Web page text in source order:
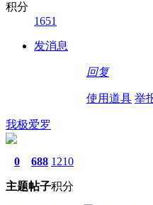
积分
1651
发消息
回复
使用道具 举
我极爱罗
0
主题
688
帖子
1210
积分